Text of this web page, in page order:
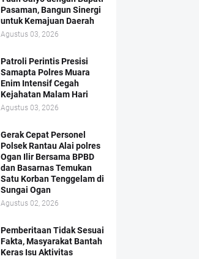
Pasaman, Bangun Sinergi
untuk Kemajuan Daerah
Agustus 03, 2026
Patroli Perintis Presisi
Samapta Polres Muara
Enim Intensif Cegah
Kejahatan Malam Hari
Agustus 03, 2026
Gerak Cepat Personel
Polsek Rantau Alai polres
Ogan Ilir Bersama BPBD
dan Basarnas Temukan
Satu Korban Tenggelam di
Sungai Ogan
Agustus 02, 2026
Pemberitaan Tidak Sesuai
Fakta, Masyarakat Bantah
Keras Isu Aktivitas